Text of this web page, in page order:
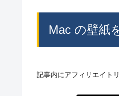
Mac の壁紙
記事内にアフィリエイト